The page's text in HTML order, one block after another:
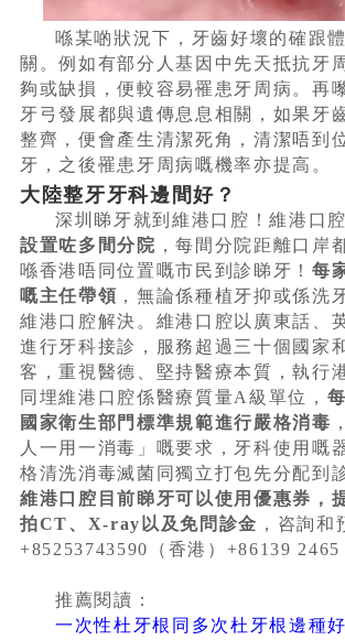
喺某啲狀況下，牙齒好壞的確跟
關。例如有部分人基因中先天抵抗牙
夠或缺損，便較容易罹患牙周病。再
牙弓發展都與遺傳息息相關，如果牙
整齊，便會產生清潔死角，清潔唔到
牙，之後罹患牙周病嘅機率亦提高。
大陸整牙牙科邊間好？
深圳睇牙就到維港口腔！維港口
設置咗多間分院 ，每間分院距離口岸
喺香港唔同位置嘅市民到診睇牙！ 每
嘅主任帶領 ，無論係種植牙抑或係洗
維港口腔解決。維港口腔以廣東話、
進行牙科接診，服務超過三十個國家
客，重視醫德、堅持醫療本質，執行
同埋維港口腔係醫療質量A級單位，
國家衛生部門標準規範進行嚴格消毒
人一用一消毒」嘅要求，牙科使用嘅
格清洗消毒滅菌同獨立打包先分配到
維港口腔目前睇牙可以使用優惠券，
拍CT、X-ray以及免問診金 ，咨詢和
+85253743590（香港）+86139 2465
推薦閱讀：
一次性杜牙根同多次杜牙根邊種